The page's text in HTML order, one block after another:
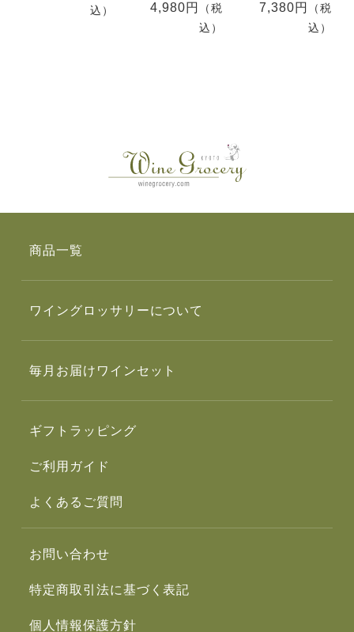
込）
4,980円
（税
込）
7,380円
（税
込）
商品一覧
ワイングロッサリーについて
毎月お届けワインセット
ギフトラッピング
ご利用ガイド
よくあるご質問
お問い合わせ
特定商取引法に基づく表記
個人情報保護方針